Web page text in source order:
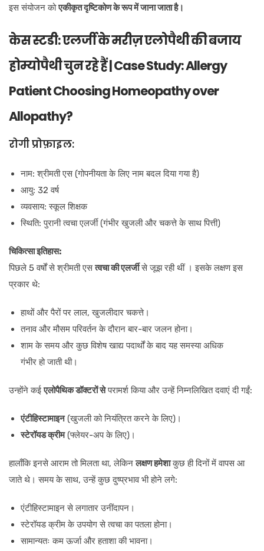
इस संयोजन कोएकीकृत दृष्टिकोण के रूप में जाना जाता है।
केस स्टडी: एलर्जी के मरीज़ एलोपैथी की बजाय
होम्योपैथी चुन रहे हैं | Case Study: Allergy
Patient Choosing Homeopathy over
Allopathy?
रोगी प्रोफ़ाइल:
नाम: श्रीमती एस (गोपनीयता के लिए नाम बदल दिया गया है)
आयु: 32 वर्ष
व्यवसाय: स्कूल शिक्षक
स्थिति: पुरानी त्वचा एलर्जी (गंभीर खुजली और चकत्ते के साथ पित्ती)
चिकित्सा इतिहास:
पिछले 5 वर्षों से श्रीमती एसत्वचा की एलर्जीसे जूझ रही थीं । इसके लक्षण इस
प्रकार थे:
हाथों और पैरों पर लाल, खुजलीदार चकत्ते।
तनाव और मौसम परिवर्तन के दौरान बार-बार जलन होना।
शाम के समय और कुछ विशेष खाद्य पदार्थों के बाद यह समस्या अधिक
गंभीर हो जाती थी।
उन्होंने कईएलोपैथिक डॉक्टरों सेपरामर्श किया और उन्हें निम्नलिखित दवाएं दी गईं:
एंटीहिस्टामाइन(खुजली को नियंत्रित करने के लिए)।
स्टेरॉयड क्रीम(फ्लेयर-अप के लिए)।
हालाँकि इनसे आराम तो मिलता था, लेकिनलक्षण हमेशाकुछ ही दिनों में वापस आ
जाते थे। समय के साथ, उन्हें कुछ दुष्प्रभाव भी होने लगे:
एंटीहिस्टामाइन से लगातार उनींदापन।
स्टेरॉयड क्रीम के उपयोग से त्वचा का पतला होना।
सामान्यतः कम ऊर्जा और हताशा की भावना।